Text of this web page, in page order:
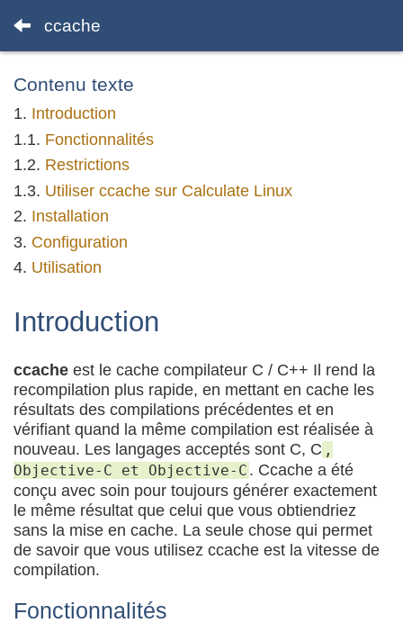
ccache
Contenu texte
Introduction
Fonctionnalités
Restrictions
Utiliser ccache sur Calculate Linux
Installation
Configuration
Utilisation
Introduction
ccache est le cache compilateur С / С++ Il rend la
recompilation plus rapide, en mettant en cache les
résultats des compilations précédentes et en
vérifiant quand la même compilation est réalisée à
nouveau. Les langages acceptés sont C, C ,
Objective-C et Objective-C . Ccache a été
conçu avec soin pour toujours générer exactement
le même résultat que celui que vous obtiendriez
sans la mise en cache. La seule chose qui permet
de savoir que vous utilisez ccache est la vitesse de
compilation.
Fonctionnalités